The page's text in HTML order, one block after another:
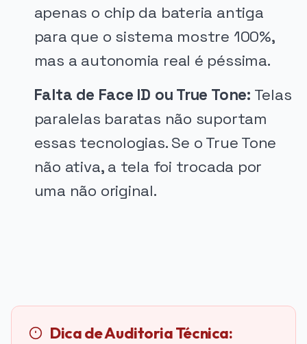
apenas o chip da bateria antiga
para que o sistema mostre 100%,
mas a autonomia real é péssima.
Falta de Face ID ou True Tone: Telas
paralelas baratas não suportam
essas tecnologias. Se o True Tone
não ativa, a tela foi trocada por
uma não original.
Dica de Auditoria Técnica: